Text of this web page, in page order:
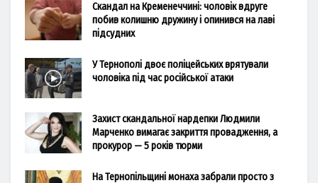
Скандал на Кременеччині: чоловік вдруге
побив колишню дружину і опинився на лаві
підсудних
У Тернополі двоє поліцейських врятували
чоловіка під час російської атаки
Захист скандальної нардепки Людмили
Марченко вимагає закриття провадження, а
прокурор — 5 років тюрми
На Тернопільщині монаха забрали просто з